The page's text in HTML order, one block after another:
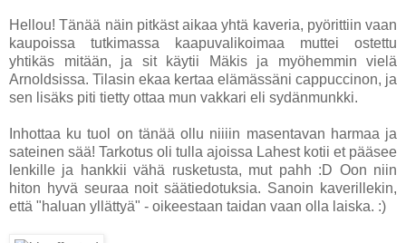
Hellou! Tänää näin pitkäst aikaa yhtä kaveria, pyörittiin vaan
kaupoissa tutkimassa kaapuvalikoimaa muttei ostettu
yhtikäs mitään, ja sit käytii Mäkis ja myöhemmin vielä
Arnoldsissa. Tilasin ekaa kertaa elämässäni cappuccinon, ja
sen lisäks piti tietty ottaa mun vakkari eli sydänmunkki.
Inhottaa ku tuol on tänää ollu niiiin masentavan harmaa ja
sateinen sää! Tarkotus oli tulla ajoissa Lahest kotii et pääsee
lenkille ja hankkii vähä rusketusta, mut pahh :D Oon niin
hiton hyvä seuraa noit säätiedotuksia. Sanoin kaverillekin,
että "haluan yllättyä" - oikeestaan taidan vaan olla laiska. :)